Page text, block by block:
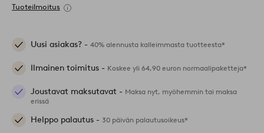
Tuoteilmoitus
Uusi asiakas? - 40% alennusta kalleimmasta tuotteesta*
Ilmainen toimitus - Koskee yli 64,90 euron normaalipaketteja*
Joustavat maksutavat - Maksa nyt, myöhemmin tai maksa
erissä
Helppo palautus - 30 päivän palautusoikeus*